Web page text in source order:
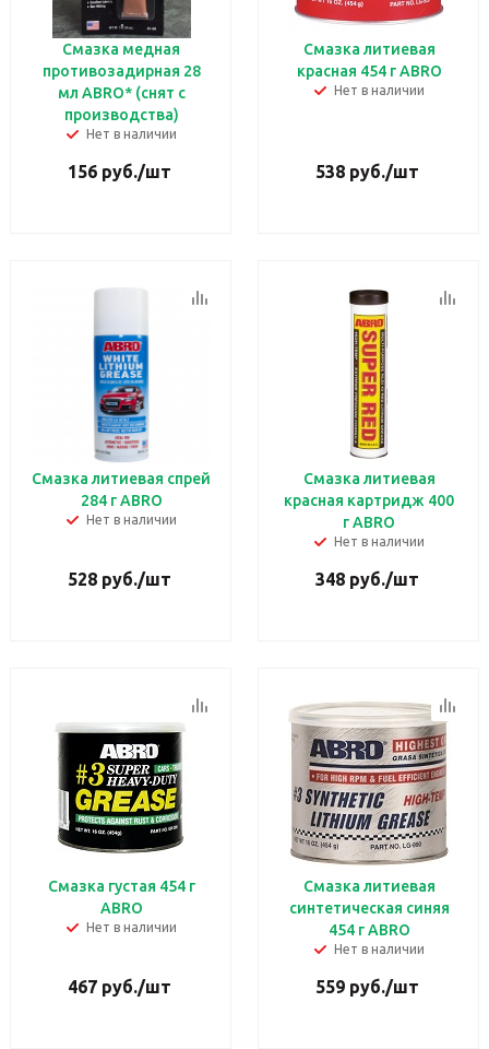
Смазка медная
противозадирная 28
мл ABRO* (снят с
производства)
Нет в наличии
156руб./шт
Смазка литиевая
красная 454 г ABRO
Нет в наличии
538руб./шт
Смазка литиевая спрей
284 г ABRO
Нет в наличии
528руб./шт
Смазка литиевая
красная картридж 400
г ABRO
Нет в наличии
348руб./шт
Смазка густая 454 г
ABRO
Нет в наличии
467руб./шт
Смазка литиевая
синтетическая синяя
454 г ABRO
Нет в наличии
559руб./шт